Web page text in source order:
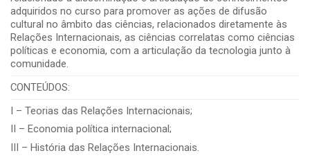
adquiridos no curso para promover as ações de difusão
cultural no âmbito das ciências, relacionados diretamente às
Relações Internacionais, as ciências correlatas como ciências
políticas e economia, com a articulação da tecnologia junto à
comunidade.
CONTEÚDOS:
I – Teorias das Relações Internacionais;
II – Economia política internacional;
III – História das Relações Internacionais.